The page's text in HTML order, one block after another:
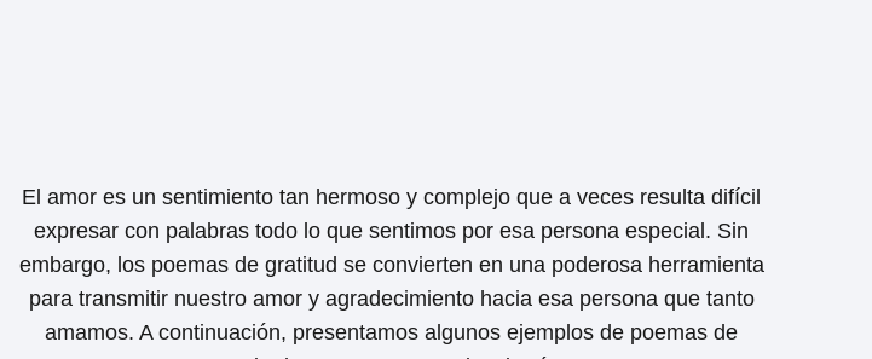
El amor es un sentimiento tan hermoso y complejo que a veces resulta difícil
expresar con palabras todo lo que sentimos por esa persona especial. Sin
embargo, los poemas de gratitud se convierten en una poderosa herramienta
para transmitir nuestro amor y agradecimiento hacia esa persona que tanto
amamos. A continuación, presentamos algunos ejemplos de poemas de